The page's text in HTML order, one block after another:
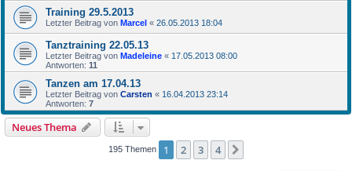
Training 29.5.2013
Letzter Beitrag von Marcel « 26.05.2013 18:04
Tanztraining 22.05.13
Letzter Beitrag von Madeleine « 17.05.2013 08:00
Antworten: 11
Tanzen am 17.04.13
Letzter Beitrag von Carsten « 16.04.2013 23:14
Antworten: 7
Neues Thema
195 Themen 1 2 3 4